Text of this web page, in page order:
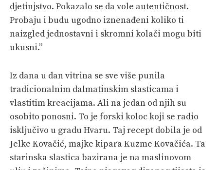
djetinjstvo. Pokazalo se da vole autentičnost.
Probaju i budu ugodno iznenađeni koliko ti
naizgled jednostavni i skromni kolači mogu biti
ukusni.”
Iz dana u dan vitrina se sve više punila
tradicionalnim dalmatinskim slasticama i
vlastitim kreacijama. Ali na jedan od njih su
osobito ponosni. To je forski koloc koji se radio
isključivo u gradu Hvaru. Taj recept dobila je od
Jelke Kovačić, majke kipara Kuzme Kovačića. Ta
starinska slastica bazirana je na maslinovom